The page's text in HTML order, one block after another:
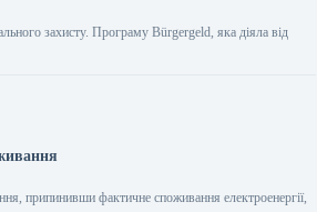
захисту. Програму Bürgergeld, яка діяла від
припинивши фактичне споживання електроенергії,